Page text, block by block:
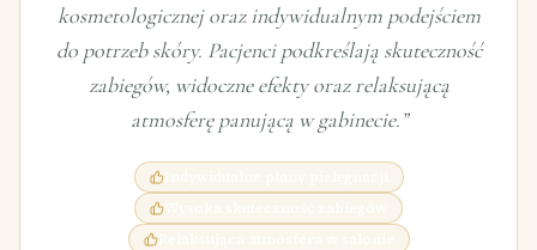
kosmetologicznej oraz indywidualnym podejściem
do potrzeb skóry. Pacjenci podkreślają skuteczność
zabiegów, widoczne efekty oraz relaksującą
atmosferę panującą w gabinecie.”
Indywidualne plany pielęgnacji
Relaksująca atmosfera w salonie